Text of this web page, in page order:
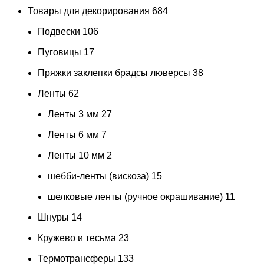
Товары для декорирования 684
Подвески 106
Пуговицы 17
Пряжки заклепки брадсы люверсы 38
Ленты 62
Ленты 3 мм 27
Ленты 6 мм 7
Ленты 10 мм 2
шебби-ленты (вискоза) 15
шелковые ленты (ручное окрашивание) 11
Шнуры 14
Кружево и тесьма 23
Термотрансферы 133